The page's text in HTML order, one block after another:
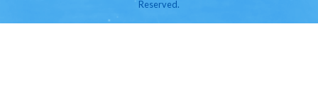
Reserved.